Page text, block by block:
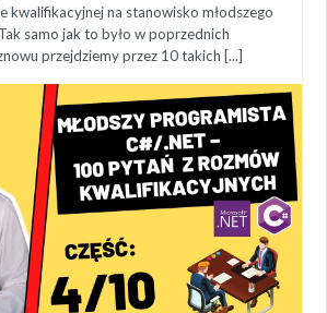
kwalifikacyjnej na stanowisko młodszego
samo jak to było w poprzednich
przejdziemy przez 10 takich [...]